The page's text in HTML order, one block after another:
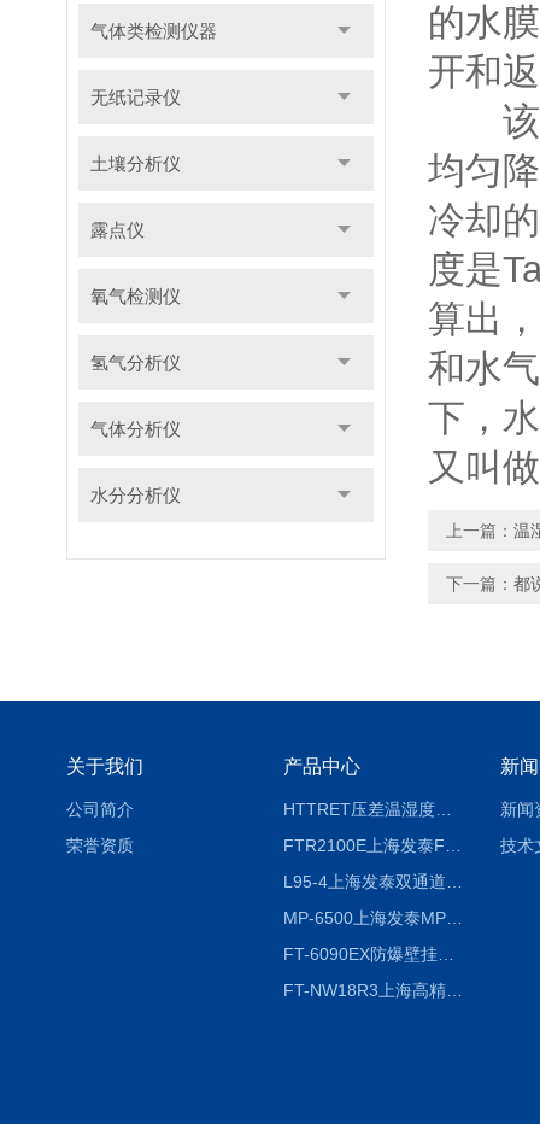
气体类检测仪器
无纸记录仪
土壤分析仪
露点仪
氧气检测仪
氢气分析仪
气体分析仪
水分分析仪
的水
开和
该原
均匀
冷却
度是
算出
和水
下，
又叫
上一篇： 温
下一篇： 都
关于我们
公司简介
荣誉资质
产品中心
HTTRET压差温湿度显示屏
MP-6500上海发泰MP-6500 压力记录器
FT-6090EX防爆壁挂式沼气分析检测仪
FT-NW18R3上海高精度温度记录仪
新
新闻
技术